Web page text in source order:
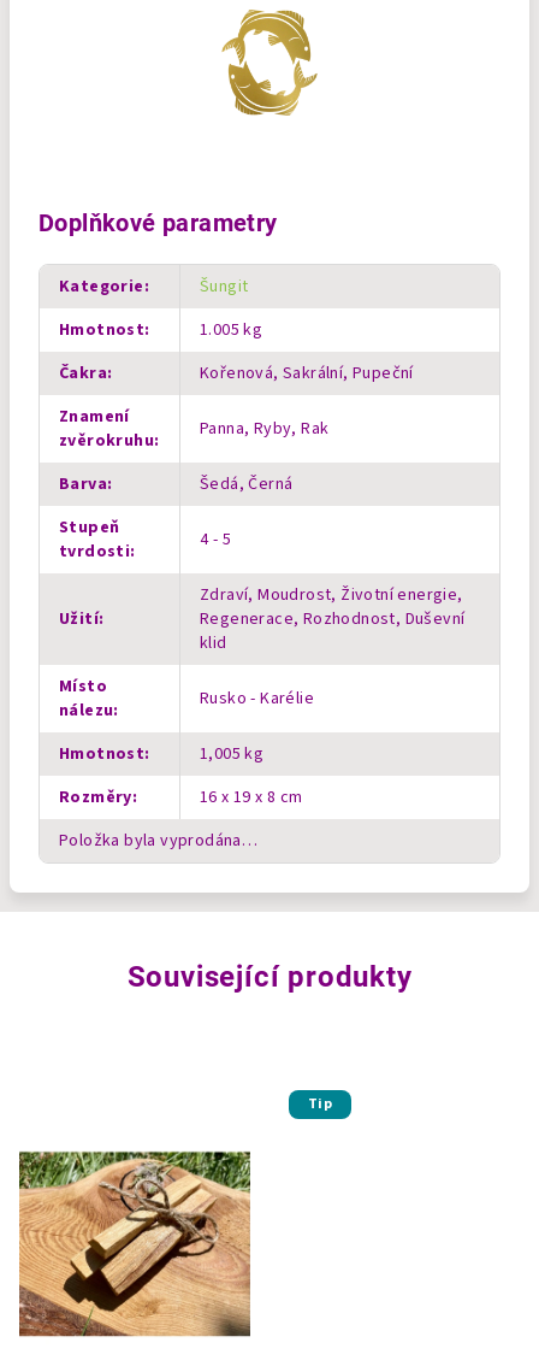
Doplňkové parametry
Kategorie:
Šungit
Hmotnost:
1.005 kg
Čakra:
Kořenová, Sakrální, Pupeční
Znamení
zvěrokruhu: Panna, Ryby, Rak
Barva:
Šedá, Černá
Stupeň
tvrdosti: 4 - 5
Užití:
Zdraví, Moudrost, Životní energie,
Regenerace, Rozhodnost, Duševní
klid
Místo
nálezu: Rusko - Karélie
Hmotnost:
1,005 kg
Rozměry:
16 x 19 x 8 cm
Položka byla vyprodána…
Související produkty
Tip